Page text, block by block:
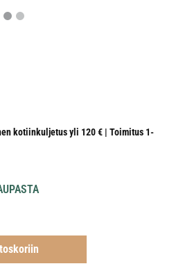
kotiinkuljetus yli 120 € | Toimitus 1-